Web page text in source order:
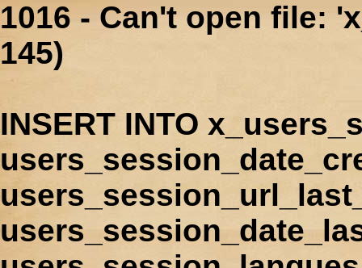
1016 - Can't open file:
145)
INSERT INTO